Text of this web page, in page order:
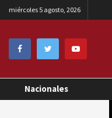
miércoles 5 agosto, 2026
Nacionales